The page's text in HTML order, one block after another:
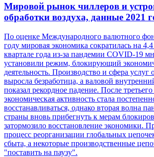
Мировой рынок чиллеров и
обработки воздуха, данные 2021
По оценке Международного валютного
году мировая экономика сократилась на
квартале года из-за пандемии COVID-19
установили режим, блокирующий
деятельность. Производство и сфера услуг
выросла безработица, а валовой
показал рекордное падение. После третьего
экономическая активность стала
восстанавливаться, однако вторая волна
страны вновь прибегнуть к мерам
затормозило восстановление экономики.
процесс реорганизации глобальных
сбыта, а некоторые производственные
"поставить на паузу".